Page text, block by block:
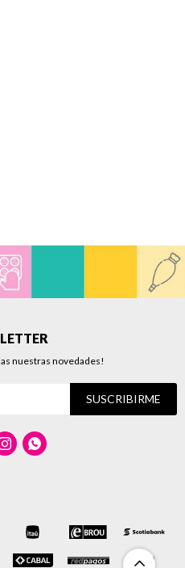
nuestras novedades!
SUSCRIBIRME
